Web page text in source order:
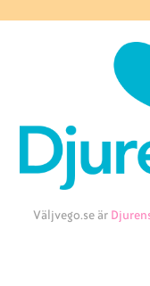
Väljvego.se är